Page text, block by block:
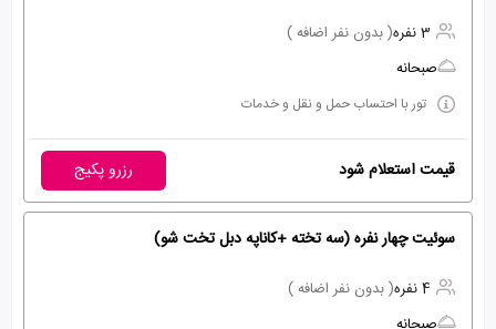
3 نفره
( بدون نفر اضافه )
صبحانه
تور با احتساب حمل و نقل و خدمات
قیمت استعلام شود رزرو پکیج
سوئیت چهار نفره (سه تخته +کاناپه دبل تخت شو)
4 نفره
( بدون نفر اضافه )